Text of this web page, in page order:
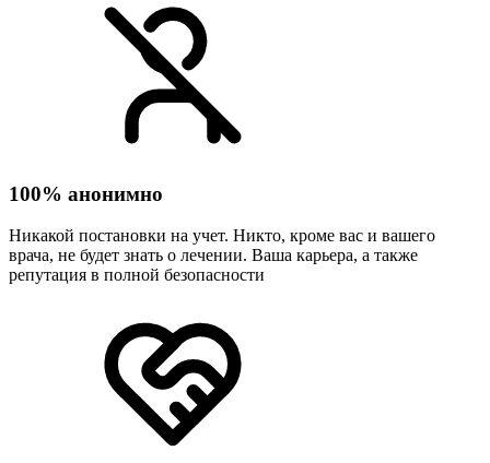
100% анонимно
Никакой постановки на учет. Никто, кроме вас и вашего
врача, не будет знать о лечении. Ваша карьера, а также
репутация в полной безопасности